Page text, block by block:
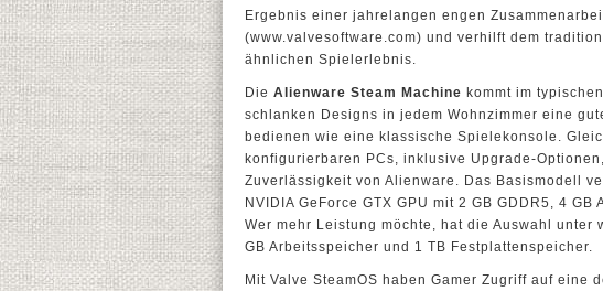
Ergebnis einer jahrelangen engen
(www.valvesoftware.com) und verhilft dem
ähnlichen Spielerlebnis.
Die Alienware Steam Machine kommt im
schlanken Designs in jedem Wohnzimmer eine
bedienen wie eine klassische Spielekonsole.
konfigurierbaren PCs, inklusive Upgrade-
Zuverlässigkeit von Alienware. Das Basismodell
NVIDIA GeForce GTX GPU mit 2 GB GDDR5, 4
Wer mehr Leistung möchte, hat die Auswahl
GB Arbeitsspeicher und 1 TB Festplattenspeicher.
Mit Valve SteamOS haben Gamer Zugriff auf